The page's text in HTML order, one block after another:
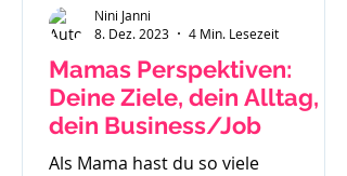
Mamas Perspektiven:
Deine Ziele, dein Alltag,
dein Business/Job
Als Mama hast du so viele
Nini Janni
8. Dez. 2023
4 Min. Lesezeit